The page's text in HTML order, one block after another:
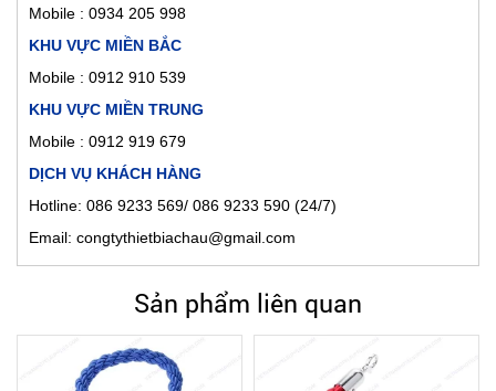
Mobile : 0934 205 998
KHU VỰC MIỀN BẮC
Mobile : 0912 910 539
KHU VỰC MIỀN TRUNG
Mobile : 0912 919 679
DỊCH VỤ KHÁCH HÀNG
Hotline: 086 9233 569/ 086 9233 590 (24/7)
Email: congtythietbiachau@gmail.com
Sản phẩm liên quan